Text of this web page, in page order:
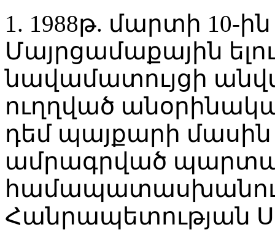
1. 1988թ. մարտի 10-
Մայրցամաքային
նավամատույցի
ուղղված
դեմ պայքարի
ամրագրված
Հանրապետության